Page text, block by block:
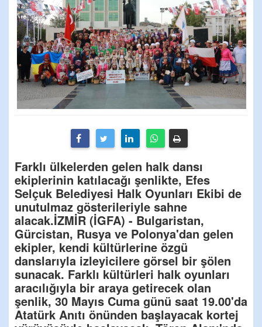
Farklı ülkelerden gelen halk dansı
ekiplerinin katılacağı şenlikte, Efes
Selçuk Belediyesi Halk Oyunları Ekibi de
unutulmaz gösterileriyle sahne
alacak.İZMİR (İGFA) - Bulgaristan,
Gürcistan, Rusya ve Polonya'dan gelen
ekipler, kendi kültürlerine özgü
danslarıyla izleyicilere görsel bir şölen
sunacak. Farklı kültürleri halk oyunları
aracılığıyla bir araya getirecek olan
şenlik, 30 Mayıs Cuma günü saat 19.00'da
Atatürk Anıtı önünden başlayacak kortej